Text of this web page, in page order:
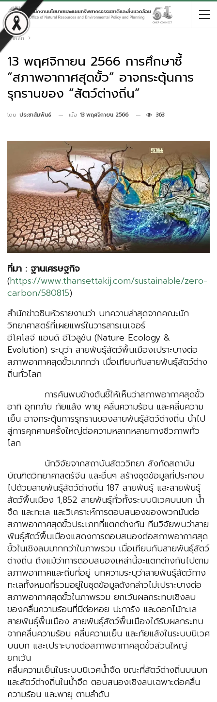
หน้าหลัก
13 พฤศจิกายน 2566 การศึกษาชี้
“สภาพอากาศสุดขั้ว” อาจกระตุ้นการ
รุกรานของ “สัตว์ต่างถิ่น”
โดย ประชาสัมพันธ์ เมื่อ 13 พฤศจิกายน 2566 363
ที่มา : ฐานเศรษฐกิจ
(https://www.thansettakij.com/sustainable/zero-
carbon/580815)
สำนักข่าวซินหัวรายงานว่า บทความล่าสุดจากคณะนัก
วิทยาศาสตร์ที่เผยแพร่ในวารสารเนเจอร์
อีโคโลจี แอนด์ อีโวลูชัน (Nature Ecology &
Evolution) ระบุว่า สายพันธุ์สัตว์พื้นเมืองเปราะบางต่อ
สภาพอากาศสุดขั้วมากกว่า เมื่อเทียบกับสายพันธุ์สัตว์ต่าง
ถิ่นทั่วโลก
การค้นพบข้างต้นชี้ให้เห็นว่าสภาพอากาศสุดขั้ว
อาทิ อุทกภัย ภัยแล้ง พายุ คลื่นความร้อน และคลื่นความ
เย็น อาจกระตุ้นการรุกรานของสายพันธุ์สัตว์ต่างถิ่น นำไป
สู่การคุกคามครั้งใหญ่ต่อความหลากหลายทางชีวภาพทั่ว
โลก
นักวิจัยจากสถาบันสัตววิทยา สังกัดสถาบัน
บัณฑิตวิทยาศาสตร์จีน และอื่นๆ สร้างชุดข้อมูลที่ประกอบ
ไปด้วยสายพันธุ์สัตว์ต่างถิ่น 187 สายพันธุ์ และสายพันธุ์
สัตว์พื้นเมือง 1,852 สายพันธุ์ทั่วทั้งระบบนิเวศบนบก น้ำ
จืด และทะเล และวิเคราะห์การตอบสนองของพวกมันต่อ
สภาพอากาศสุดขั้วประเภทที่แตกต่างกัน ทีมวิจัยพบว่าสาย
พันธุ์สัตว์พื้นเมืองแสดงการตอบสนองต่อสภาพอากาศสุด
ขั้วในเชิงลบมากกว่าในภาพรวม เมื่อเทียบกับสายพันธุ์สัตว์
ต่างถิ่น ถึงแม้ว่าการตอบสนองเหล่านี้จะแตกต่างกันไปตาม
สภาพอากาศและถิ่นที่อยู่ บทความระบุว่าสายพันธุ์สัตว์ทาง
ทะเลทั้งหมดที่รวมอยู่ในชุดข้อมูลดังกล่าวไม่เปราะบางต่อ
สภาพอากาศสุดขั้วในภาพรวม ยกเว้นผลกระทบเชิงลบ
ของคลื่นความร้อนที่มีต่อหอย ปะการัง และดอกไม้ทะเล
สายพันธุ์พื้นเมือง สายพันธุ์สัตว์พื้นเมืองได้รับผลกระทบ
จากคลื่นความร้อน คลื่นความเย็น และภัยแล้งในระบบนิเวศ
บนบก และเปราะบางต่อสภาพอากาศสุดขั้วส่วนใหญ่
ยกเว้น
คลื่นความเย็นในระบบนิเวศน้ำจืด ขณะที่สัตว์ต่างถิ่นบนบก
และสัตว์ต่างถิ่นในน้ำจืด ตอบสนองเชิงลบเฉพาะต่อคลื่น
ความร้อน และพายุ ตามลำดับ